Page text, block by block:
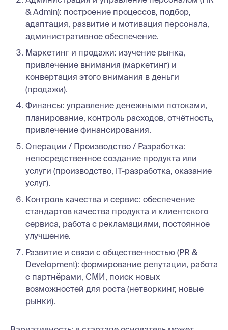
& Admin): построение процессов, подбор,
адаптация, развитие и мотивация персонала,
административное обеспечение.
Маркетинг и продажи: изучение рынка,
привлечение внимания (маркетинг) и
конвертация этого внимания в деньги
(продажи).
Финансы: управление денежными потоками,
планирование, контроль расходов, отчётность,
привлечение финансирования.
Операции / Производство / Разработка:
непосредственное создание продукта или
услуги (производство, IT-разработка, оказание
услуг).
Контроль качества и сервис: обеспечение
стандартов качества продукта и клиентского
сервиса, работа с рекламациями, постоянное
улучшение.
Развитие и связи с общественностью (PR &
Development): формирование репутации, работа
с партнёрами, СМИ, поиск новых
возможностей для роста (нетворкинг, новые
рынки).